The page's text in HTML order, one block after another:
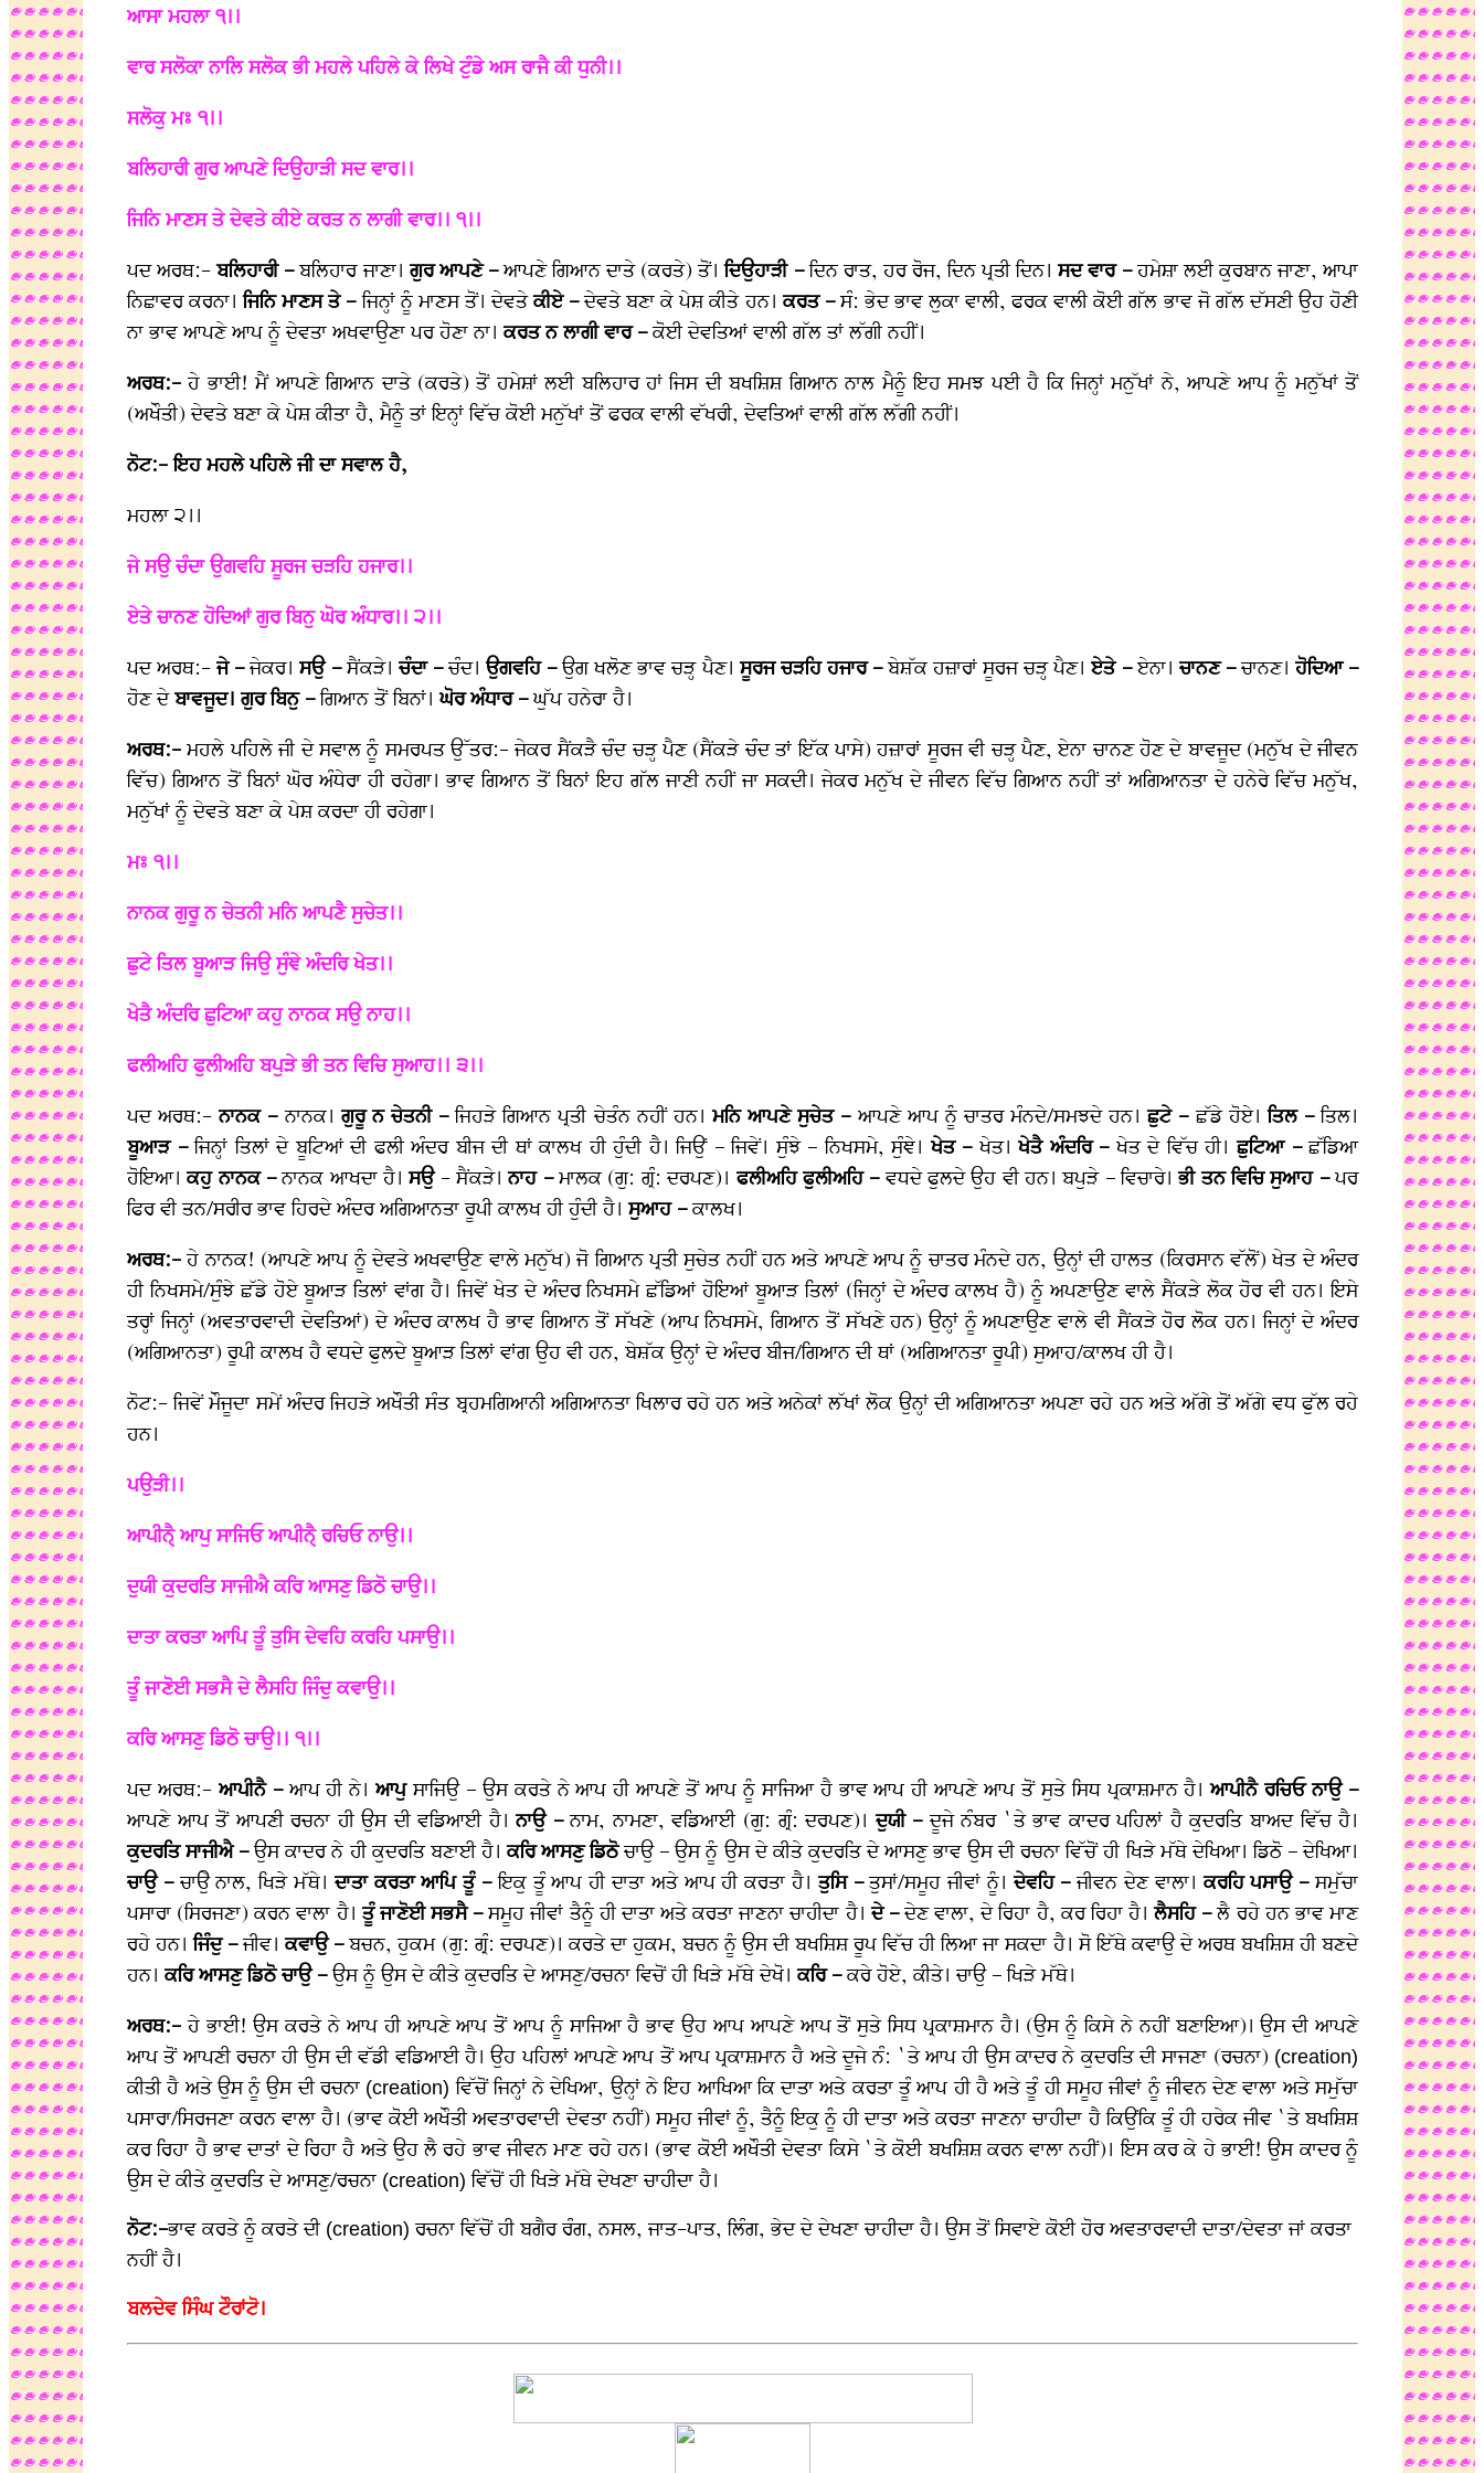
ਆਸਾ ਮਹਲਾ ੧।।
ਵਾਰ ਸਲੋਕਾ ਨਾਲਿ ਸਲੋਕ ਭੀ ਮਹਲੇ ਪਹਿਲੇ ਕੇ ਲਿਖੇ ਟੁੰਡੇ ਅਸ ਰਾਜੈ ਕੀ ਧੁਨੀ।।
ਸਲੋਕੁ ਮਃ ੧।।
ਬਲਿਹਾਰੀ ਗੁਰ ਆਪਣੇ ਦਿਉਹਾੜੀ ਸਦ ਵਾਰ।।
ਜਿਨਿ ਮਾਣਸ ਤੇ ਦੇਵਤੇ ਕੀਏ ਕਰਤ ਨ ਲਾਗੀ ਵਾਰ।। ੧।।
ਪਦ ਅਰਥ:-ਬਲਿਹਾਰੀ –ਬਲਿਹਾਰ ਜਾਣਾ। ਗੁਰ ਆਪਣੇ –ਆਪਣੇ ਗਿਆਨ ਦਾਤੇ (ਕਰਤੇ) ਤੋਂ।ਦਿਉਹਾੜੀ –ਦਿਨ ਰਾਤ, ਹਰ ਰੋਜ, ਦਿਨ ਪ੍ਰਤੀ ਦਿਨ।ਸਦ ਵਾਰ –ਹਮੇਸ਼ਾ ਲਈ ਕੁਰਬਾਨ ਜਾਣਾ, ਆਪਾ
ਨਿਛਾਵਰ ਕਰਨਾ।ਜਿਨਿ ਮਾਣਸ ਤੇ –ਜਿਨ੍ਹਾਂ ਨੂੰ ਮਾਣਸ ਤੋਂ। ਦੇਵਤੇਕੀਏ –ਦੇਵਤੇ ਬਣਾ ਕੇ ਪੇਸ਼ ਕੀਤੇ ਹਨ। ਕਰਤ –ਸੰ: ਭੇਦ ਭਾਵ ਲੁਕਾ ਵਾਲੀ, ਫਰਕ ਵਾਲੀ ਕੋਈ ਗੱਲ ਭਾਵ ਜੋ ਗੱਲ ਦੱਸਣੀ ਉਹ ਹੋਣੀ
ਨਾ ਭਾਵ ਆਪਣੇ ਆਪ ਨੂੰ ਦੇਵਤਾ ਅਖਵਾਉਣਾ ਪਰ ਹੋਣਾ ਨਾ। ਕਰਤ ਨ ਲਾਗੀ ਵਾਰ –ਕੋਈ ਦੇਵਤਿਆਂ ਵਾਲੀ ਗੱਲ ਤਾਂ ਲੱਗੀ ਨਹੀਂ।
ਅਰਥ:-ਹੇ ਭਾਈ! ਮੈਂ ਆਪਣੇ ਗਿਆਨ ਦਾਤੇ (ਕਰਤੇ) ਤੋਂ ਹਮੇਸ਼ਾਂ ਲਈ ਬਲਿਹਾਰ ਹਾਂ ਜਿਸ ਦੀ ਬਖਸ਼ਿਸ਼ ਗਿਆਨ ਨਾਲ ਮੈਨੂੰ ਇਹ ਸਮਝ ਪਈ ਹੈ ਕਿ ਜਿਨ੍ਹਾਂ ਮਨੁੱਖਾਂ ਨੇ, ਆਪਣੇ ਆਪ ਨੂੰ ਮਨੁੱਖਾਂ ਤੋਂ
(ਅਖੌਤੀ) ਦੇਵਤੇ ਬਣਾ ਕੇ ਪੇਸ਼ ਕੀਤਾ ਹੈ, ਮੈਨੂੰ ਤਾਂ ਇਨ੍ਹਾਂ ਵਿੱਚ ਕੋਈ ਮਨੁੱਖਾਂ ਤੋਂ ਫਰਕ ਵਾਲੀ ਵੱਖਰੀ, ਦੇਵਤਿਆਂ ਵਾਲੀ ਗੱਲ ਲੱਗੀ ਨਹੀਂ।
ਨੋਟ:- ਇਹ ਮਹਲੇ ਪਹਿਲੇ ਜੀ ਦਾ ਸਵਾਲ ਹੈ,
ਮਹਲਾ ੨।।
ਜੇ ਸਉ ਚੰਦਾ ਉਗਵਹਿ ਸੂਰਜ ਚੜਹਿ ਹਜਾਰ।।
ਏਤੇ ਚਾਨਣ ਹੋਦਿਆਂ ਗੁਰ ਬਿਨੁ ਘੋਰ ਅੰਧਾਰ।। ੨।।
ਪਦ ਅਰਥ:-ਜੇ –ਜੇਕਰ।ਸਉ –ਸੈਂਕੜੇ। ਚੰਦਾ –ਚੰਦ।ਉਗਵਹਿ –ਉਗ ਖਲੋਣ ਭਾਵ ਚੜ੍ਹ ਪੈਣ। ਸੂਰਜ ਚੜਹਿ ਹਜਾਰ –ਬੇਸ਼ੱਕ ਹਜ਼ਾਰਾਂ ਸੂਰਜ ਚੜ੍ਹ ਪੈਣ।ਏਤੇ –ਏਨਾ। ਚਾਨਣ –ਚਾਨਣ।ਹੋਦਿਆ –
ਹੋਣ ਦੇਬਾਵਜੂਦ। ਗੁਰ ਬਿਨੁ –ਗਿਆਨ ਤੋਂ ਬਿਨਾਂ। ਘੋਰ ਅੰਧਾਰ –ਘੁੱਪ ਹਨੇਰਾ ਹੈ।
ਅਰਥ:-ਮਹਲੇ ਪਹਿਲੇ ਜੀ ਦੇ ਸਵਾਲ ਨੂੰ ਸਮਰਪਤ ਉੱਤਰ:- ਜੇਕਰ ਸੈਂਕੜੈ ਚੰਦ ਚੜ੍ਹ ਪੈਣ (ਸੈਂਕੜੇ ਚੰਦ ਤਾਂ ਇੱਕ ਪਾਸੇ) ਹਜ਼ਾਰਾਂ ਸੂਰਜ ਵੀ ਚੜ੍ਹ ਪੈਣ, ਏਨਾ ਚਾਨਣ ਹੋਣ ਦੇ ਬਾਵਜੂਦ (ਮਨੁੱਖ ਦੇ ਜੀਵਨ
ਵਿੱਚ) ਗਿਆਨ ਤੋਂ ਬਿਨਾਂ ਘੋਰ ਅੰਧੇਰਾ ਹੀ ਰਹੇਗਾ। ਭਾਵ ਗਿਆਨ ਤੋਂ ਬਿਨਾਂ ਇਹ ਗੱਲ ਜਾਣੀ ਨਹੀਂ ਜਾ ਸਕਦੀ। ਜੇਕਰ ਮਨੁੱਖ ਦੇ ਜੀਵਨ ਵਿੱਚ ਗਿਆਨ ਨਹੀਂ ਤਾਂ ਅਗਿਆਨਤਾ ਦੇ ਹਨੇਰੇ ਵਿੱਚ ਮਨੁੱਖ,
ਮਨੁੱਖਾਂ ਨੂੰ ਦੇਵਤੇ ਬਣਾ ਕੇ ਪੇਸ਼ ਕਰਦਾ ਹੀ ਰਹੇਗਾ।
ਮਃ ੧।।
ਨਾਨਕ ਗੁਰੂ ਨ ਚੇਤਨੀ ਮਨਿ ਆਪਣੈ ਸੁਚੇਤ।।
ਛੁਟੇ ਤਿਲ ਬੂਆੜ ਜਿਉ ਸੁੰਞੇ ਅੰਦਰਿ ਖੇਤ।।
ਖੇਤੈ ਅੰਦਰਿ ਛੁਟਿਆ ਕਹੁ ਨਾਨਕ ਸਉ ਨਾਹ।।
ਫਲੀਅਹਿ ਫੁਲੀਅਹਿ ਬਪੁੜੇ ਭੀ ਤਨ ਵਿਚਿ ਸੁਆਹ।। ੩।।
ਪਦ ਅਰਥ:-ਨਾਨਕ –ਨਾਨਕ। ਗੁਰੂ ਨ ਚੇਤਨੀ –ਜਿਹੜੇ ਗਿਆਨ ਪ੍ਰਤੀ ਚੇਤੰਨ ਨਹੀਂ ਹਨ। ਮਨਿ ਆਪਣੇ ਸੁਚੇਤ – ਆਪਣੇ ਆਪ ਨੂੰ ਚਾਤਰ ਮੰਨਦੇ/ਸਮਝਦੇ ਹਨ।ਛੁਟੇ – ਛੱਡੇ ਹੋਏ।ਤਿਲ –ਤਿਲ।
ਬੂਆੜ –ਜਿਨ੍ਹਾਂ ਤਿਲਾਂ ਦੇ ਬੂਟਿਆਂ ਦੀ ਫਲੀ ਅੰਦਰ ਬੀਜ ਦੀ ਥਾਂ ਕਾਲਖ ਹੀ ਹੁੰਦੀ ਹੈ। ਜਿਉਂ – ਜਿਵੇਂ। ਸੁੰਝੇ – ਨਿਖਸਮੇ, ਸੁੰਞੇ। ਖੇਤ – ਖੇਤ।ਖੇਤੈ ਅੰਦਰਿ – ਖੇਤ ਦੇ ਵਿੱਚ ਹੀ। ਛੁਟਿਆ –ਛੱਡਿਆ
ਹੋਇਆ।ਕਹੁ ਨਾਨਕ –ਨਾਨਕ ਆਖਦਾ ਹੈ।ਸਉ- ਸੈਂਕੜੇ।ਨਾਹ –ਮਾਲਕ (ਗੁ: ਗ੍ਰੰ: ਦਰਪਣ)। ਫਲੀਅਹਿ ਫੁਲੀਅਹਿ –ਵਧਦੇ ਫੁਲਦੇ ਉਹ ਵੀ ਹਨ। ਬਪੁੜੇ – ਵਿਚਾਰੇ।ਭੀ ਤਨ ਵਿਚਿ ਸੁਆਹ –ਪਰ
ਫਿਰ ਵੀ ਤਨ/ਸਰੀਰ ਭਾਵ ਹਿਰਦੇ ਅੰਦਰ ਅਗਿਆਨਤਾ ਰੂਪੀ ਕਾਲਖ ਹੀ ਹੁੰਦੀ ਹੈ। ਸੁਆਹ –ਕਾਲਖ।
ਅਰਥ:-ਹੇ ਨਾਨਕ! (ਆਪਣੇ ਆਪ ਨੂੰ ਦੇਵਤੇ ਅਖਵਾਉਣ ਵਾਲੇ ਮਨੁੱਖ) ਜੋ ਗਿਆਨ ਪ੍ਰਤੀ ਸੁਚੇਤ ਨਹੀਂ ਹਨ ਅਤੇ ਆਪਣੇ ਆਪ ਨੂੰ ਚਾਤਰ ਮੰਨਦੇ ਹਨ, ਉਨ੍ਹਾਂ ਦੀ ਹਾਲਤ (ਕਿਰਸਾਨ ਵੱਲੋਂ) ਖੇਤ ਦੇ ਅੰਦਰ
ਹੀ ਨਿਖਸਮੇ/ਸੁੰਝੇ ਛੱਡੇ ਹੋਏ ਬੂਆੜ ਤਿਲਾਂ ਵਾਂਗ ਹੈ। ਜਿਵੇਂ ਖੇਤ ਦੇ ਅੰਦਰ ਨਿਖਸਮੇ ਛੱਡਿਆਂ ਹੋਇਆਂ ਬੂਆੜ ਤਿਲਾਂ (ਜਿਨ੍ਹਾਂ ਦੇ ਅੰਦਰ ਕਾਲਖ ਹੈ) ਨੂੰ ਅਪਣਾਉਣ ਵਾਲੇ ਸੈਂਕੜੇ ਲੋਕ ਹੋਰ ਵੀ ਹਨ। ਇਸੇ
ਤਰ੍ਹਾਂ ਜਿਨ੍ਹਾਂ (ਅਵਤਾਰਵਾਦੀ ਦੇਵਤਿਆਂ) ਦੇ ਅੰਦਰ ਕਾਲਖ ਹੈ ਭਾਵ ਗਿਆਨ ਤੋਂ ਸੱਖਣੇ (ਆਪ ਨਿਖਸਮੇ, ਗਿਆਨ ਤੋਂ ਸੱਖਣੇ ਹਨ) ਉਨ੍ਹਾਂ ਨੂੰ ਅਪਣਾਉਣ ਵਾਲੇ ਵੀ ਸੈਂਕੜੇ ਹੋਰ ਲੋਕ ਹਨ। ਜਿਨ੍ਹਾਂ ਦੇ ਅੰਦਰ
(ਅਗਿਆਨਤਾ) ਰੂਪੀ ਕਾਲਖ ਹੈ ਵਧਦੇ ਫੁਲਦੇ ਬੂਆੜ ਤਿਲਾਂ ਵਾਂਗ ਉਹ ਵੀ ਹਨ, ਬੇਸ਼ੱਕ ਉਨ੍ਹਾਂ ਦੇ ਅੰਦਰ ਬੀਜ/ਗਿਆਨ ਦੀ ਥਾਂ (ਅਗਿਆਨਤਾ ਰੂਪੀ) ਸੁਆਹ/ਕਾਲਖ ਹੀ ਹੈ।
ਨੋਟ:- ਜਿਵੇਂ ਮੌਜੂਦਾ ਸਮੇਂ ਅੰਦਰ ਜਿਹੜੇ ਅਖੌਤੀ ਸੰਤ ਬ੍ਰਹਮਗਿਆਨੀ ਅਗਿਆਨਤਾ ਖਿਲਾਰ ਰਹੇ ਹਨ ਅਤੇ ਅਨੇਕਾਂ ਲੱਖਾਂ ਲੋਕ ਉਨ੍ਹਾਂ ਦੀ ਅਗਿਆਨਤਾ ਅਪਣਾ ਰਹੇ ਹਨ ਅਤੇ ਅੱਗੇ ਤੋਂ ਅੱਗੇ ਵਧ ਫੁੱਲ ਰਹੇ
ਹਨ।
ਪਉੜੀ।।
ਆਪੀਨੈੑ ਆਪੁ ਸਾਜਿਓ ਆਪੀਨੈੑ ਰਚਿਓ ਨਾਉ।।
ਦੁਯੀ ਕੁਦਰਤਿ ਸਾਜੀਐ ਕਰਿ ਆਸਣੁ ਡਿਠੋ ਚਾਉ।।
ਦਾਤਾ ਕਰਤਾ ਆਪਿ ਤੂੰ ਤੁਸਿ ਦੇਵਹਿ ਕਰਹਿ ਪਸਾਉ।।
ਤੂੰ ਜਾਣੋਈ ਸਭਸੈ ਦੇ ਲੈਸਹਿ ਜਿੰਦੁ ਕਵਾਉ।।
ਕਰਿ ਆਸਣੁ ਡਿਠੋ ਚਾਉ।। ੧।।
ਪਦ ਅਰਥ:- ਆਪੀਨੈ –ਆਪ ਹੀ ਨੇ।ਆਪੁਸਾਜਿਉ – ਉਸ ਕਰਤੇ ਨੇ ਆਪ ਹੀ ਆਪਣੇ ਤੋਂ ਆਪ ਨੂੰ ਸਾਜਿਆ ਹੈ ਭਾਵ ਆਪ ਹੀ ਆਪਣੇ ਆਪ ਤੋਂ ਸੁਤੇ ਸਿਧ ਪ੍ਰਕਾਸ਼ਮਾਨ ਹੈ।ਆਪੀਨੈ ਰਚਿਓ ਨਾਉ –
ਆਪਣੇ ਆਪ ਤੋਂ ਆਪਣੀ ਰਚਨਾ ਹੀ ਉਸ ਦੀ ਵਡਿਆਈ ਹੈ।ਨਾਉ –ਨਾਮ, ਨਾਮਣਾ, ਵਡਿਆਈ (ਗੁ: ਗ੍ਰੰ: ਦਰਪਣ)। ਦੁਯੀ – ਦੂਜੇ ਨੰਬਰ `ਤੇ ਭਾਵ ਕਾਦਰ ਪਹਿਲਾਂ ਹੈ ਕੁਦਰਤਿ ਬਾਅਦ ਵਿੱਚ ਹੈ।
ਕੁਦਰਤਿ ਸਾਜੀਐ –ਉਸ ਕਾਦਰ ਨੇ ਹੀ ਕੁਦਰਤਿ ਬਣਾਈ ਹੈ। ਕਰਿ ਆਸਣੁ ਡਿਠੋਚਾਉ – ਉਸ ਨੂੰ ਉਸ ਦੇ ਕੀਤੇ ਕੁਦਰਤਿ ਦੇ ਆਸਣੁ ਭਾਵ ਉਸ ਦੀ ਰਚਨਾ ਵਿੱਚੋਂ ਹੀ ਖਿੜੇ ਮੱਥੇ ਦੇਖਿਆ। ਡਿਠੋ – ਦੇਖਿਆ।
ਚਾਉ –ਚਾਉੇ ਨਾਲ, ਖਿੜੇ ਮੱਥੇ। ਦਾਤਾ ਕਰਤਾ ਆਪਿ ਤੂੰ –ਇਕੁ ਤੂੰ ਆਪ ਹੀ ਦਾਤਾ ਅਤੇ ਆਪ ਹੀ ਕਰਤਾ ਹੈ। ਤੁਸਿ –ਤੁਸਾਂ/ਸਮੂਹ ਜੀਵਾਂ ਨੂੰ। ਦੇਵਹਿ –ਜੀਵਨ ਦੇਣ ਵਾਲਾ। ਕਰਹਿ ਪਸਾਉ –ਸਮੁੱਚਾ
ਪਸਾਰਾ (ਸਿਰਜਣਾ) ਕਰਨ ਵਾਲਾ ਹੈ। ਤੂੰ ਜਾਣੋਈ ਸਭਸੈ –ਸਮੂਹ ਜੀਵਾਂ ਤੈਨੂੰ ਹੀ ਦਾਤਾ ਅਤੇ ਕਰਤਾ ਜਾਣਨਾ ਚਾਹੀਦਾ ਹੈ। ਦੇ –ਦੇਣ ਵਾਲਾ, ਦੇ ਰਿਹਾ ਹੈ, ਕਰ ਰਿਹਾ ਹੈ।ਲੈਸਹਿ –ਲੈ ਰਹੇ ਹਨ ਭਾਵ ਮਾਣ
ਰਹੇ ਹਨ।ਜਿੰਦੁ –ਜੀਵ।ਕਵਾਉ –ਬਚਨ, ਹੁਕਮ (ਗੁ: ਗ੍ਰੰ: ਦਰਪਣ)। ਕਰਤੇ ਦਾ ਹੁਕਮ, ਬਚਨ ਨੂੰ ਉਸ ਦੀ ਬਖਸ਼ਿਸ਼ ਰੂਪ ਵਿੱਚ ਹੀ ਲਿਆ ਜਾ ਸਕਦਾ ਹੈ। ਸੋ ਇੱਥੇ ਕਵਾਉ ਦੇ ਅਰਥ ਬਖਸ਼ਿਸ਼ ਹੀ ਬਣਦੇ
ਹਨ। ਕਰਿ ਆਸਣੁ ਡਿਠੋ ਚਾਉ –ਉਸ ਨੂੰ ਉਸ ਦੇ ਕੀਤੇ ਕੁਦਰਤਿ ਦੇ ਆਸਣੁ/ਰਚਨਾ ਵਿਚੋਂ ਹੀ ਖਿੜੇ ਮੱਥੇ ਦੇਖੋ। ਕਰਿ –ਕਰੇ ਹੋਏ, ਕੀਤੇ। ਚਾਉ – ਖਿੜੇ ਮੱਥੇ।
ਅਰਥ:- ਹੇ ਭਾਈ! ਉਸ ਕਰਤੇ ਨੇ ਆਪ ਹੀ ਆਪਣੇ ਆਪ ਤੋਂ ਆਪ ਨੂੰ ਸਾਜਿਆ ਹੈ ਭਾਵ ਉਹ ਆਪ ਆਪਣੇ ਆਪ ਤੋਂ ਸੁਤੇ ਸਿਧ ਪ੍ਰਕਾਸ਼ਮਾਨ ਹੈ। (ਉਸ ਨੂੰ ਕਿਸੇ ਨੇ ਨਹੀਂ ਬਣਾਇਆ)। ਉਸ ਦੀ ਆਪਣੇ
ਆਪ ਤੋਂ ਆਪਣੀ ਰਚਨਾ ਹੀ ਉਸ ਦੀ ਵੱਡੀ ਵਡਿਆਈ ਹੈ। ਉਹ ਪਹਿਲਾਂ ਆਪਣੇ ਆਪ ਤੋਂ ਆਪ ਪ੍ਰਕਾਸ਼ਮਾਨ ਹੈ ਅਤੇ ਦੂਜੇ ਨੰ: `ਤੇ ਆਪ ਹੀ ਉਸ ਕਾਦਰ ਨੇ ਕੁਦਰਤਿ ਦੀ ਸਾਜਣਾ (ਰਚਨਾ) (creation)
ਕੀਤੀ ਹੈ ਅਤੇ ਉਸ ਨੂੰ ਉਸ ਦੀ ਰਚਨਾ (creation)ਵਿੱਚੋਂ ਜਿਨ੍ਹਾਂ ਨੇ ਦੇਖਿਆ, ਉਨ੍ਹਾਂ ਨੇ ਇਹ ਆਖਿਆ ਕਿ ਦਾਤਾ ਅਤੇ ਕਰਤਾ ਤੂੰ ਆਪ ਹੀ ਹੈ ਅਤੇ ਤੂੰ ਹੀ ਸਮੂਹ ਜੀਵਾਂ ਨੂੰ ਜੀਵਨ ਦੇਣ ਵਾਲਾ ਅਤੇ ਸਮੁੱਚਾ
ਪਸਾਰਾ/ਸਿਰਜਣਾ ਕਰਨ ਵਾਲਾ ਹੈ। (ਭਾਵ ਕੋਈ ਅਖੌਤੀ ਅਵਤਾਰਵਾਦੀ ਦੇਵਤਾ ਨਹੀਂ) ਸਮੂਹ ਜੀਵਾਂ ਨੂੰ, ਤੈਨੂੰ ਇਕੁ ਨੂੰ ਹੀ ਦਾਤਾ ਅਤੇ ਕਰਤਾ ਜਾਣਨਾ ਚਾਹੀਦਾ ਹੈ ਕਿਉਂਕਿ ਤੂੰ ਹੀ ਹਰੇਕ ਜੀਵ `ਤੇ ਬਖਸ਼ਿਸ਼
ਕਰ ਰਿਹਾ ਹੈ ਭਾਵ ਦਾਤਾਂ ਦੇ ਰਿਹਾ ਹੈ ਅਤੇ ਉਹ ਲੈ ਰਹੇ ਭਾਵ ਜੀਵਨ ਮਾਣ ਰਹੇ ਹਨ। (ਭਾਵ ਕੋਈ ਅਖੌਤੀ ਦੇਵਤਾ ਕਿਸੇ `ਤੇ ਕੋਈ ਬਖਸ਼ਿਸ਼ ਕਰਨ ਵਾਲਾ ਨਹੀਂ)। ਇਸ ਕਰ ਕੇ ਹੇ ਭਾਈ! ਉਸ ਕਾਦਰ ਨੂੰ
ਉਸ ਦੇ ਕੀਤੇ ਕੁਦਰਤਿ ਦੇ ਆਸਣੁ/ਰਚਨਾ (creation) ਵਿੱਚੋਂ ਹੀ ਖਿੜੇ ਮੱਥੇ ਦੇਖਣਾ ਚਾਹੀਦਾ ਹੈ।
ਨੋਟ:-ਭਾਵ ਕਰਤੇ ਨੂੰ ਕਰਤੇ ਦੀ (creation) ਰਚਨਾ ਵਿੱਚੋਂ ਹੀ ਬਗੈਰ ਰੰਗ, ਨਸਲ, ਜਾਤ-ਪਾਤ, ਲਿੰਗ, ਭੇਦ ਦੇ ਦੇਖਣਾ ਚਾਹੀਦਾ ਹੈ। ਉਸ ਤੋਂ ਸਿਵਾਏ ਕੋਈ ਹੋਰ ਅਵਤਾਰਵਾਦੀ ਦਾਤਾ/ਦੇਵਤਾ ਜਾਂ ਕਰਤਾ
ਨਹੀਂ ਹੈ।
ਬਲਦੇਵ ਸਿੰਘ ਟੌਰਾਂਟੋ।